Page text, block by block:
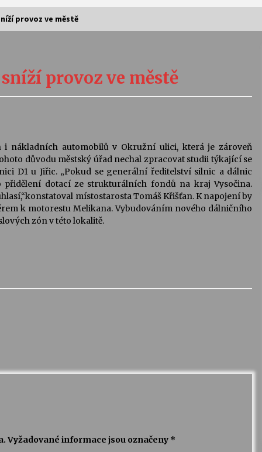
Stávám se kapkou
30. 7. 2026
Vysočinka
17. 7. 2026
Varhanní recitál Michala Novenka v
provoz ve městě
provoz ve městě
i nákladních automobilů v Okružní ulici, která je zároveň
důvodu městský úřad nechal zpracovat studii týkající se
D1 u Jiřic. „Pokud se generální ředitelství silnic a dálnic
dotací ze strukturálních fondů na kraj Vysočina.
místostarosta Tomáš Křišťan. K napojení by
k motorestu Melikana. Vybudováním nového dálničního
zón v této lokalitě.
Vyžadované informace jsou označeny *